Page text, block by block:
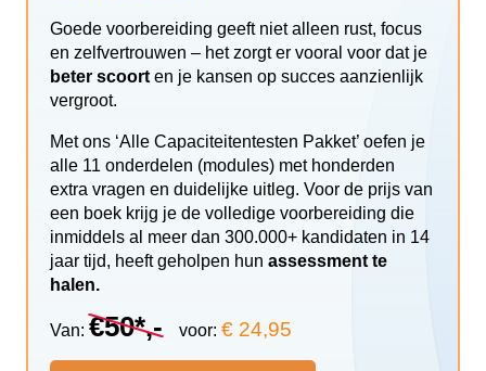
Goede voorbereiding geeft niet alleen rust, focus
en zelfvertrouwen – het zorgt er vooral voor dat je
beter scoort en je kansen op succes aanzienlijk
vergroot.
Met ons ‘Alle Capaciteitentesten Pakket’ oefen je
alle 11 onderdelen (modules) met honderden
extra vragen en duidelijke uitleg. Voor de prijs van
een boek krijg je de volledige voorbereiding die
inmiddels al meer dan 300.000+ kandidaten in 14
jaar tijd, heeft geholpen hun assessment te
halen.
Van: €50*,- voor: € 24,95